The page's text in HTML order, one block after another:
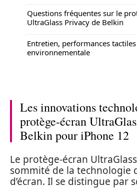
Questions fréquentes sur le
UltraGlass Privacy de Belkin
Entretien, performances
environnementale
Les innovations
protège-écran
Belkin pour iPhone 12
Le protège-écran
sommité de la technologie
d’écran. Il se distingue par